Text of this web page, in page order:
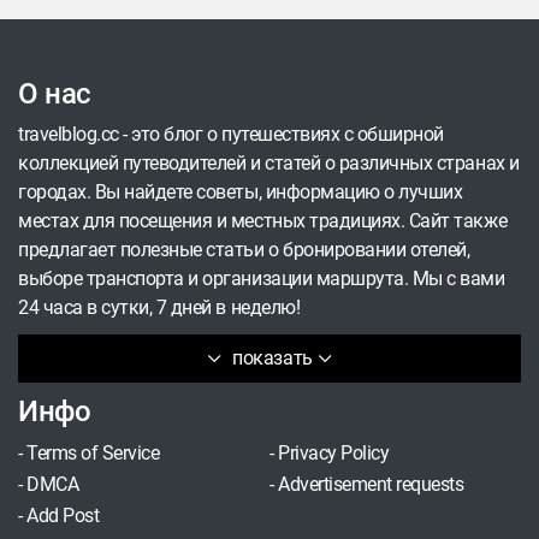
высоте телебашня в мире. Столица провинции
Гуандун наверняка найдёт, чем вас удивить, а
спланировать первый визит поможет эта статья.
О нас
показать
travelblog.cc - это блог о путешествиях с обширной
коллекцией путеводителей и статей о различных странах и
городах. Вы найдете советы, информацию о лучших
местах для посещения и местных традициях. Сайт также
предлагает полезные статьи о бронировании отелей,
выборе транспорта и организации маршрута. Мы с вами
24 часа в сутки, 7 дней в неделю!
Инфо
-Terms of Service - Privacy Policy
- DMCA -Advertisement requests
-Add Post